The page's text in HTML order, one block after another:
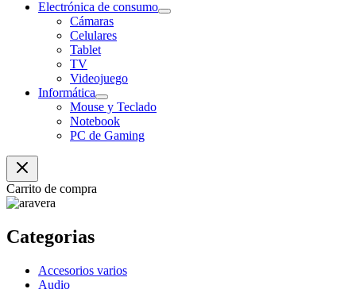
Electrónica de consumo
Cámaras
Celulares
Tablet
TV
Videojuego
Informática
Mouse y Teclado
Notebook
PC de Gaming
Carrito de compra
Categorias
Accesorios varios
Audio